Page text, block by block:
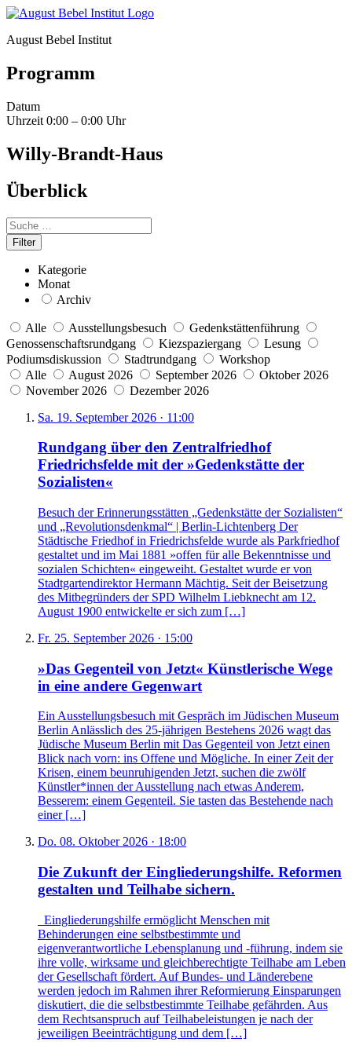
August Bebel Institut
Programm
Datum
Uhrzeit 0:00 – 0:00 Uhr
Willy-Brandt-Haus
Überblick
Kategorie
Monat
Archiv
Alle Ausstellungsbesuch
Gedenkstättenführung
Genossenschaftsrundgang
Kiezspaziergang
Lesung
Podiumsdiskussion
Stadtrundgang
Workshop
Alle
August 2026 September 2026
Oktober 2026
November 2026
Dezember 2026
Sa. 19. September 2026 · 11:00
Rundgang über den Zentralfriedhof
Friedrichsfelde mit der »Gedenkstätte der
Sozialisten«
Besuch der Erinnerungsstätten „Gedenkstätte der Sozialisten“
und „Revolutionsdenkmal“ | Berlin-Lichtenberg Der
Städtische Friedhof in Friedrichsfelde wurde als Parkfriedhof
gestaltet und im Mai 1881 »offen für alle Bekenntnisse und
sozialen Schichten« eingeweiht. Gestaltet wurde er von
Stadtgartendirektor Hermann Mächtig. Seit der Beisetzung
des Mitbegründers der SPD Wilhelm Liebknecht am 12.
August 1900 entwickelte er sich zum […]
Fr. 25. September 2026 · 15:00
»Das Gegenteil von Jetzt« Künstlerische Wege
in eine andere Gegenwart
Ein Ausstellungsbesuch mit Gespräch im Jüdischen Museum
Berlin Anlässlich des 25-jährigen Bestehens 2026 wagt das
Jüdische Museum Berlin mit Das Gegenteil von Jetzt einen
Blick nach vorn: ins Offene und Mögliche. In einer Zeit der
Krisen, einem beunruhigenden Jetzt, suchen die zwölf
Künstler*innen der Ausstellung nach etwas Anderem,
Besserem: einem Gegenteil. Sie tasten das Bestehende nach
einer […]
Do. 08. Oktober 2026 · 18:00
Die Zukunft der Eingliederungshilfe. Reformen
gestalten und Teilhabe sichern.
Eingliederungshilfe ermöglicht Menschen mit
Behinderungen eine selbstbestimmte und
eigenverantwortliche Lebensplanung und -führung, indem sie
ihre volle, wirksame und gleichberechtigte Teilhabe am Leben
der Gesellschaft fördert. Auf Bundes- und Länderebene
werden jedoch im Rahmen ihrer Reformierung Einsparungen
diskutiert, die die selbstbestimmte Teilhabe gefährden. Aus
dem Rechtsanspruch auf Teilhabeleistungen je nach der
jeweiligen Beeinträchtigung und dem […]